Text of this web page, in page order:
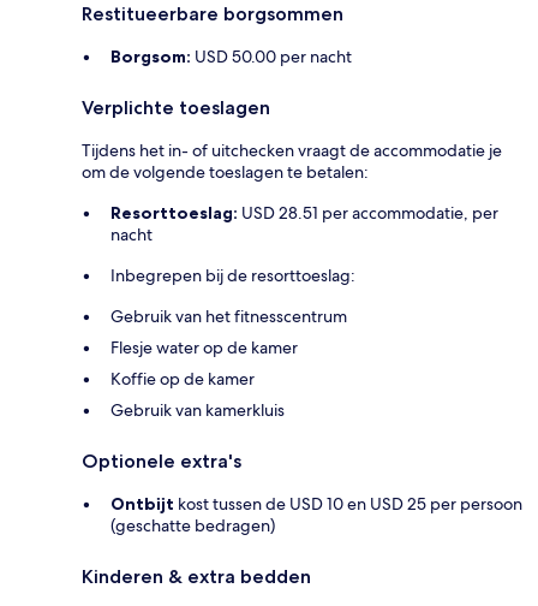
Restitueerbare borgsommen
Borgsom: USD 50.00 per nacht
Verplichte toeslagen
Tijdens het in- of uitchecken vraagt de accommodatie je
om de volgende toeslagen te betalen:
Resorttoeslag: USD 28.51 per accommodatie, per
nacht
Inbegrepen bij de resorttoeslag:
Gebruik van het fitnesscentrum
Flesje water op de kamer
Koffie op de kamer
Gebruik van kamerkluis
Optionele extra's
Ontbijt kost tussen de USD 10 en USD 25 per persoon
(geschatte bedragen)
Kinderen & extra bedden